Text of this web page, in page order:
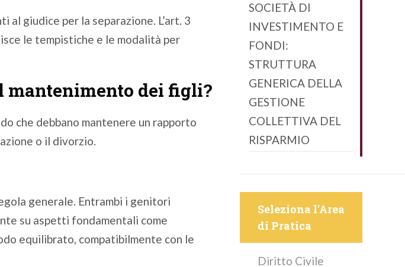
giudice per la separazione. L’art. 3
le tempistiche e le modalità per
mantenimento dei figli?
che debbano mantenere un rapporto
o il divorzio.
generale. Entrambi i genitori
su aspetti fondamentali come
equilibrato, compatibilmente con le
SOCIETÀ DI
INVESTIMENTO E
FONDI:
STRUTTURA
GENERICA DELLA
GESTIONE
COLLETTIVA DEL
RISPARMIO
Seleziona l'Area
di Pratica
Diritto Civile